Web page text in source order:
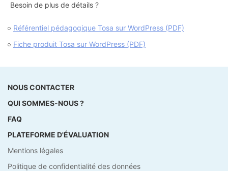
Besoin de plus de détails ?
Référentiel pédagogique Tosa sur WordPress (PDF)
Fiche produit Tosa sur WordPress (PDF)
NOUS CONTACTER
QUI SOMMES-NOUS ?
FAQ
PLATEFORME D'ÉVALUATION
Mentions légales
Politique de confidentialité des données